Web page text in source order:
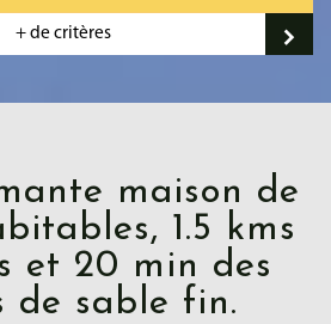
+ de critères
1.5 kms
et 20 min des
de sable fin.